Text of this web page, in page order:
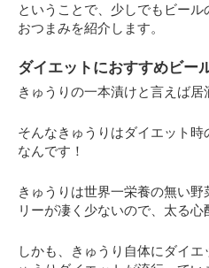
ということで、少しでもビー
おつまみを紹介します。
ダイエットにおすすめビー
きゅうりの一本漬けと言えば居
そんなきゅうりはダイエット時
なんです！
きゅうりは世界一栄養の無い
リーが凄く少ないので、太る心
しかも、きゅうり自体にダイ